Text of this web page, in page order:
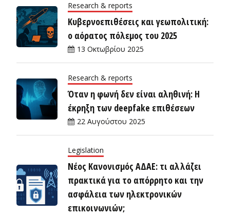
Research & reports
Κυβερνοεπιθέσεις και γεωπολιτική:
ο αόρατος πόλεμος του 2025
13 Οκτωβρίου 2025
Research & reports
Όταν η φωνή δεν είναι αληθινή: Η
έκρηξη των deepfake επιθέσεων
22 Αυγούστου 2025
Legislation
Νέος Κανονισμός ΑΔΑΕ: τι αλλάζει
πρακτικά για το απόρρητο και την
ασφάλεια των ηλεκτρονικών
επικοινωνιών;